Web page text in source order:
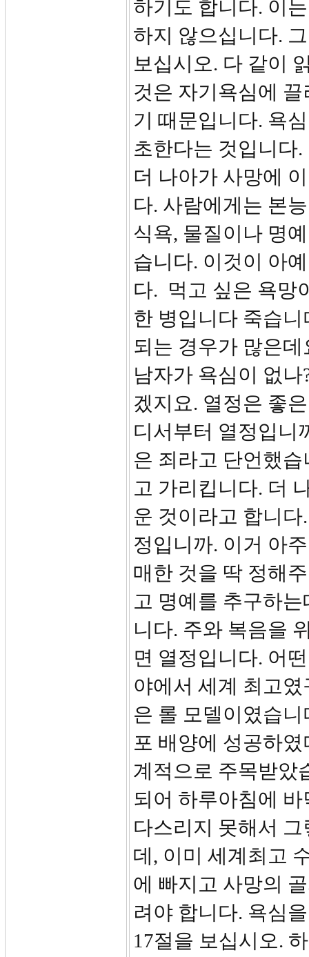
하기도 합니다. 이
하지 않으십니다.
보십시오. 다 같이
것은 자기욕심에
기 때문입니다. 욕
초한다는 것입니다
더 나아가 사망에
다. 사람에게는 본
식욕, 물질이나 명
습니다. 이것이 아
다. 먹고 싶은 욕망
한 병입니다 죽습
되는 경우가 많은
남자가 욕심이 없
겠지요. 열정은 좋
디서부터 열정입니
은 죄라고 단언했
고 가리킵니다. 더
운 것이라고 합니
정입니까. 이거 아
매한 것을 딱 정해
고 명예를 추구하
니다. 주와 복음을
면 열정입니다. 어
야에서 세계 최고
은 롤 모델이였습
포 배양에 성공하
계적으로 주목받았
되어 하루아침에
다스리지 못해서
데, 이미 세계최고
에 빠지고 사망의
려야 합니다. 욕심
17절을 보십시오.